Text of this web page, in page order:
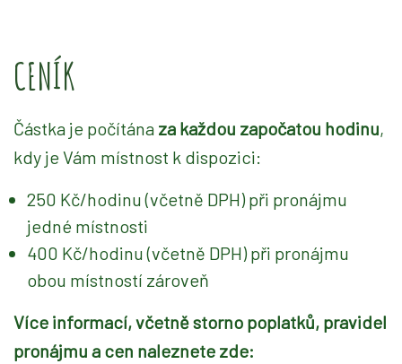
CENÍK
Částka je počítána za každou započatou hodinu,
kdy je Vám místnost k dispozici:
250 Kč/hodinu (včetně DPH) při pronájmu
jedné místnosti
400 Kč/hodinu (včetně DPH) při pronájmu
obou místností zároveň
Více informací, včetně storno poplatků, pravidel
pronájmu a cen naleznete zde: